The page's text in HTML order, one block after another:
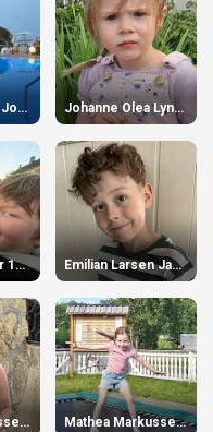
Brage Renland Johansen 5 år Johanne Olea Lyngmo 4 år
Hurra for Oskar 15 år Emilian Larsen Jacobsen 11 år
Maiken rasmussen 16 år Mathea Markussen 7 år